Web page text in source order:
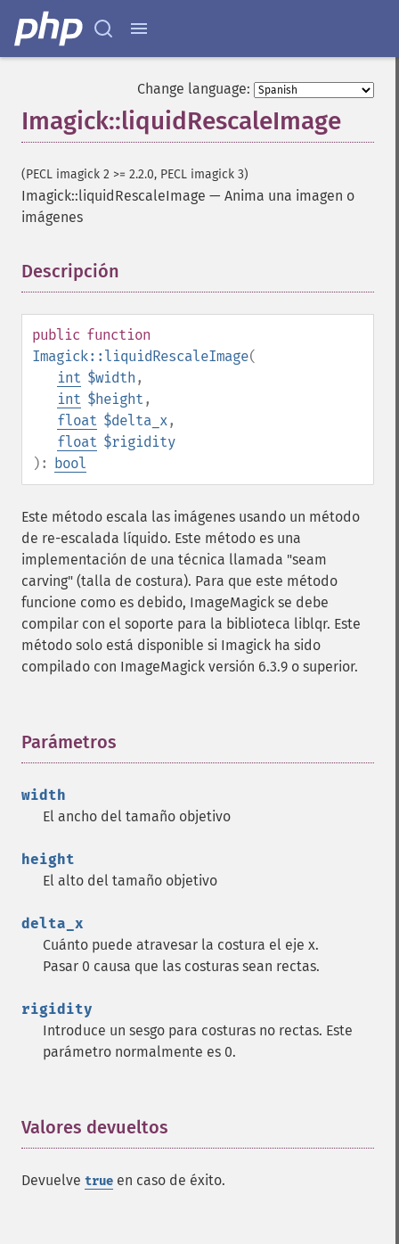
Change language:
Imagick::liquidRescaleImage
(PECL imagick 2 >= 2.2.0, PECL imagick 3)
Imagick::liquidRescaleImage — Anima una imagen o
imágenes
Descripción
public function
Imagick::liquidRescaleImage(
int $width ,
int $height ,
float $delta_x,
float $rigidity
): bool
Este método escala las imágenes usando un método
de re-escalada líquido. Este método es una
implementación de una técnica llamada "seam
carving" (talla de costura). Para que este método
funcione como es debido, ImageMagick se debe
compilar con el soporte para la biblioteca liblqr. Este
método solo está disponible si Imagick ha sido
compilado con ImageMagick versión 6.3.9 o superior.
Parámetros
width
El ancho del tamaño objetivo
height
El alto del tamaño objetivo
delta_x
Cuánto puede atravesar la costura el eje x.
Pasar 0 causa que las costuras sean rectas.
rigidity
Introduce un sesgo para costuras no rectas. Este
parámetro normalmente es 0.
Valores devueltos
Devuelve true en caso de éxito.
Imagick
adaptiveBlurImage
adaptiveResizeImage
adaptiveSharpenImage
addImage
addNoiseImage
animateImages
annotateImage
appendImages
blackThresholdImage
blueShiftImage
blurImage
chopImage
clampImage
clear